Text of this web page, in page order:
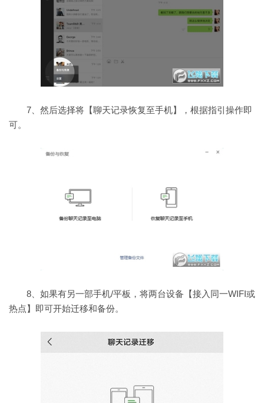
7、然后选择将【聊天记录恢复至手机】，根据指引操作即
可。
8、如果有另一部手机/平板，将两台设备【接入同一WIFI或
热点】即可开始迁移和备份。